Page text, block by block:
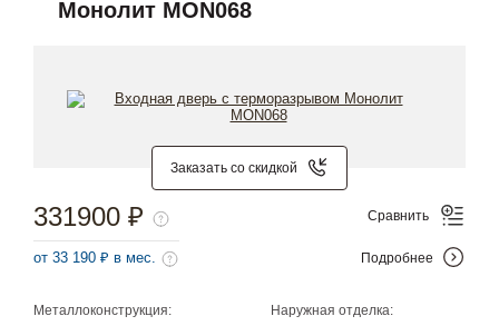
Монолит MON068
Заказать со скидкой
Металлоконструкция:
Наружная отделка:
331900 ₽
от 33 190 ₽ в мес.
Сравнить
Подробнее